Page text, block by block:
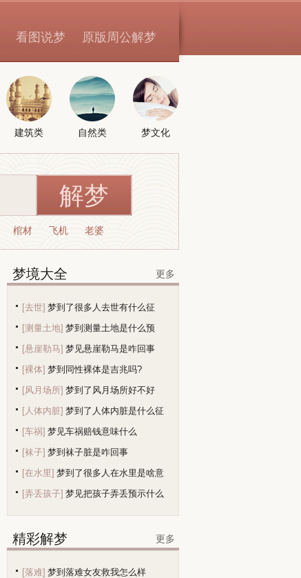
看图说梦 原版周公解梦
建筑类 自然类 梦文化
棺材 飞机 老婆
梦境大全 更多
[去世] 梦到了很多人去世有什么征
[测量土地] 梦到测量土地是什么预
兆？[悬崖勒马] 梦见悬崖勒马是咋回事
[裸体] 梦到同性裸体是吉兆吗?
[风月场所] 梦到了风月场所好不好
[人体内脏] 梦到了人体内脏是什么征
兆 [车祸] 梦见车祸赔钱意味什么
[袜子] 梦到袜子脏是咋回事
[在水里] 梦到了很多人在水里是啥意
[弄丢孩子] 梦见把孩子弄丢预示什么
精彩解梦 更多
[落难] 梦到落难女友救我怎么样